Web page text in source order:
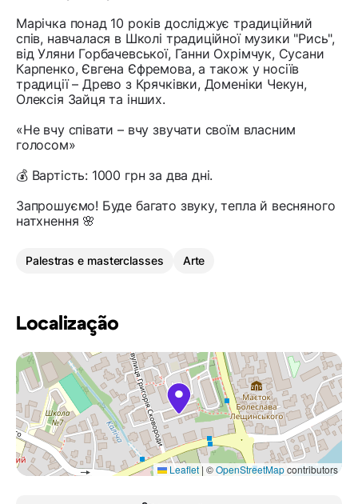
Марічка понад 10 років досліджує традиційний
спів, навчалася в Школі традиційної музики "Рись",
від Уляни Горбачевської, Ганни Охрімчук, Сусани
Карпенко, Євгена Єфремова, а також у носіїв
традиції – Древо з Крячківки, Доменіки Чекун,
Олексія Зайця та інших.
«Не вчу співати – вчу звучати своїм власним
голосом»
💰 Вартість: 1000 грн за два дні.
Запрошуємо! Буде багато звуку, тепла й весняного
натхнення 🌸
Palestras e masterclasses Arte
Localização
Leaflet | ©OpenStreetMapcontributors